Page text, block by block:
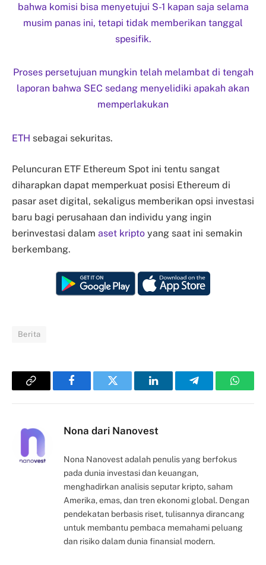
bahwa komisi bisa menyetujui S-1 kapan saja selama
musim panas ini, tetapi tidak memberikan tanggal
spesifik.
Proses persetujuan mungkin telah melambat di tengah
laporan bahwa SEC sedang menyelidiki apakah akan
memperlakukan
ETH sebagai sekuritas.
Peluncuran ETF Ethereum Spot ini tentu sangat
diharapkan dapat memperkuat posisi Ethereum di
pasar aset digital, sekaligus memberikan opsi investasi
baru bagi perusahaan dan individu yang ingin
berinvestasi dalam aset kripto yang saat ini semakin
berkembang.
Berita
Copy
FacebookTwitter LinkedInTelegram
Nona dari Nanovest
Nona Nanovest adalah penulis yang berfokus
pada dunia investasi dan keuangan,
menghadirkan analisis seputar kripto, saham
Amerika, emas, dan tren ekonomi global. Dengan
pendekatan berbasis riset, tulisannya dirancang
untuk membantu pembaca memahami peluang
dan risiko dalam dunia finansial modern.